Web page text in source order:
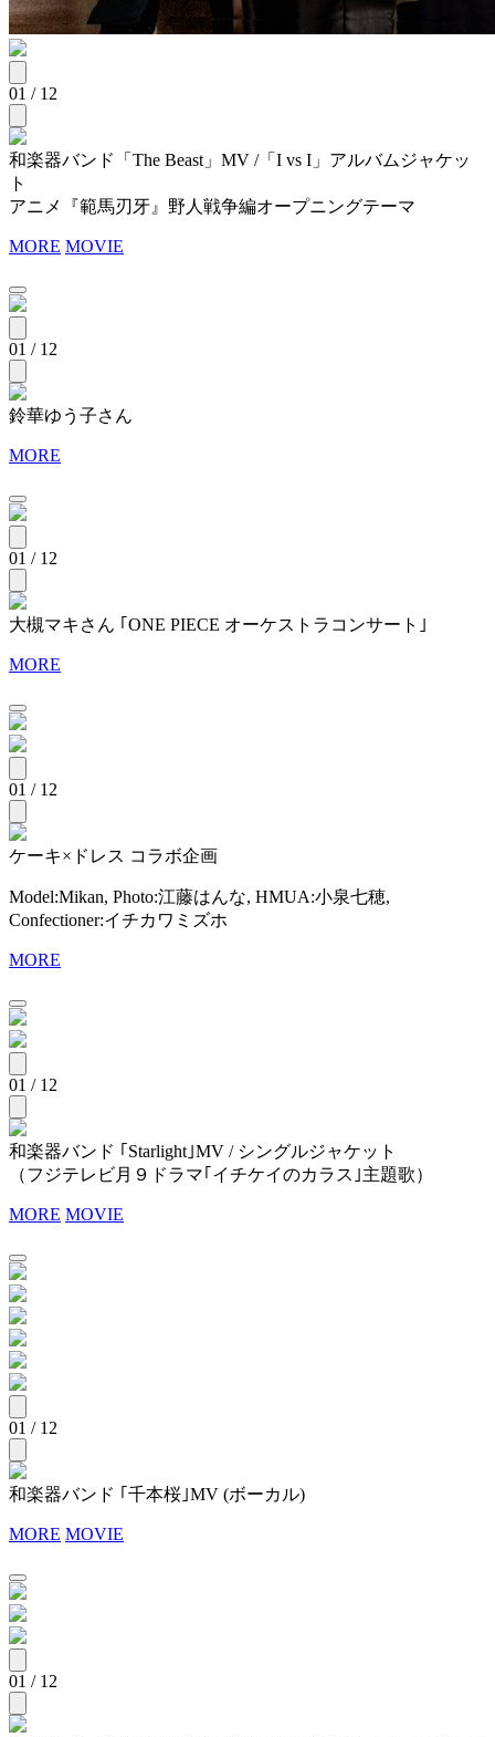
01 / 12
和楽器バンド「The Beast」MV /「I vs I」アルバムジャケッ
ト
アニメ『範馬刃牙』野人戦争編オープニングテーマ
MORE MOVIE
01 / 12
鈴華ゆう子さん
MORE
01 / 12
大槻マキさん ｢ONE PIECE オーケストラコンサート｣
MORE
01 / 12
ケーキ×ドレス コラボ企画
Model:Mikan, Photo:江藤はんな, HMUA:小泉七穂,
Confectioner:イチカワミズホ
MORE
01 / 12
和楽器バンド ｢Starlight｣MV / シングルジャケット
（フジテレビ月９ドラマ｢イチケイのカラス｣主題歌）
MORE MOVIE
01 / 12
和楽器バンド ｢千本桜｣MV (ボーカル)
MORE MOVIE
01 / 12